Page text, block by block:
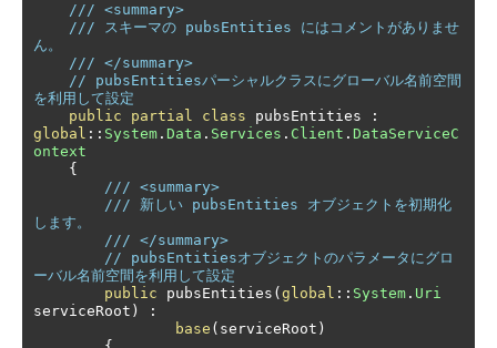
/// <summary>
/// スキーマの pubsEntities にはコメントがありませ
ん。
/// </summary>
// pubsEntitiesパーシャルクラスにグローバル名前空間
を利用して設定
public
partial class pubsEntities
:
global :: System . Data . Services . Client . DataServiceC
ontext
{
/// <summary>
/// 新しい pubsEntities オブジェクトを初期化
します。
/// </summary>
// pubsEntitiesオブジェクトのパラメータにグロ
ーバル名前空間を利用して設定
public pubsEntities ( global :: System . Uri
serviceRoot )
:
base ( serviceRoot )